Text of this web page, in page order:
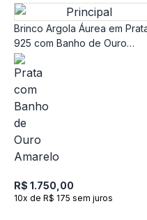
Brinco Argola Áurea em
925 com Banho de Ouro
Amarelo, Topázio Incolor e
Iolita
R$ 1.750,00
10x de R$ 175 sem juros